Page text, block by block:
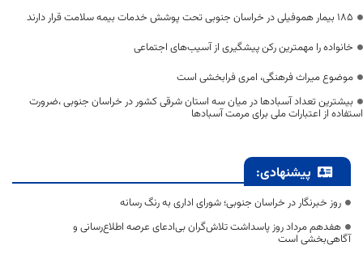
۱۸۵ بیمار هموفیلی در خراسان جنوبی تحت پوشش خدمات بیمه سلامت قرار دارند
خانواده را مهمترین رکن پیشگیری از آسیب‌های اجتماعی
موضوع میراث فرهنگی، امری فرابخشی است
بیشترین تعداد آسبادها در میان سه استان شرقی کشور در خراسان جنوبی ،ضرورت
استفاده از اعتبارات ملی برای مرمت آسبادها
پیشنهادی:
روز خبرنگار در خراسان جنوبی؛ شورای اداری به رنگ رسانه
هفدهم مرداد روز پاسداشت تلاش‌گران بی‌ادعای عرصه اطلاع‌رسانی و
آگاهی‌بخشی است